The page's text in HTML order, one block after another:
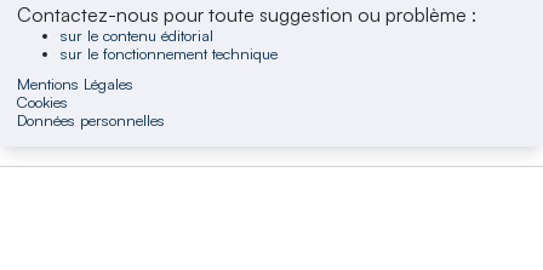
Contactez-nous pour toute suggestion ou problème :
sur le contenu éditorial
sur le fonctionnement technique
Mentions Légales
Cookies
Données personnelles